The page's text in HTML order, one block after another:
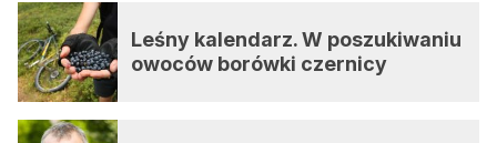
Leśny kalendarz. W poszukiwaniu
owoców borówki czernicy